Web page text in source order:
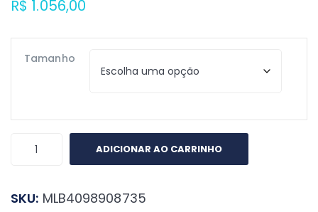
R$ 1.056,00
Tamanho
Roupa
Cressi
ADICIONAR AO CARRINHO
SKU: MLB4098908735